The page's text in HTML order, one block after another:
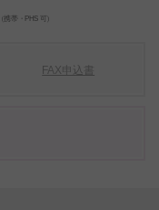
（携帯・PHS 可）
FAX申込書